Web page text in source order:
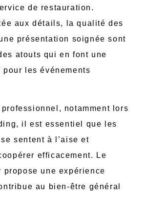
de restauration.
aux détails, la qualité des
présentation soignée sont
atouts qui en font une
les événements
notamment lors
il est essentiel que les
sentent à l’aise et
efficacement. Le
propose une expérience
au bien-être général